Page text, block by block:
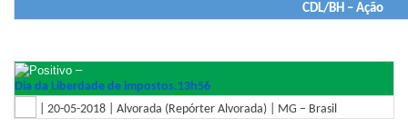
CDL/BH – Ação
–
Dia da Liberdade de impostos.13h56
| 20-05-2018 | Alvorada (Repórter Alvorada) | MG – Brasil